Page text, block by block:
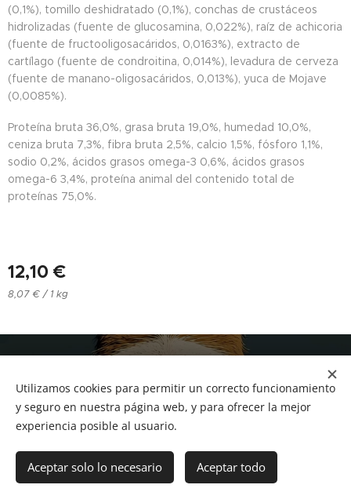
(0,1%), tomillo deshidratado (0,1%), conchas de crustáceos
hidrolizadas (fuente de glucosamina, 0,022%), raíz de achicoria
(fuente de fructooligosacáridos, 0,0163%), extracto de
cartílago (fuente de condroitina, 0,014%), levadura de cerveza
(fuente de manano-oligosacáridos, 0,013%), yuca de Mojave
(0,0085%).
Proteína bruta 36,0%, grasa bruta 19,0%, humedad 10,0%,
ceniza bruta 7,3%, fibra bruta 2,5%, calcio 1,5%, fósforo 1,1%,
sodio 0,2%, ácidos grasos omega-3 0,6%, ácidos grasos
omega-6 3,4%, proteína animal del contenido total de
proteínas 75,0%.
12,10 €
8,07 € / 1 kg
Añadir a la cesta
Tf.666351543
Utilizamos cookies para permitir un correcto funcionamiento
y seguro en nuestra página web, y para ofrecer la mejor
experiencia posible al usuario.
Aceptar solo lo necesario Aceptar todo